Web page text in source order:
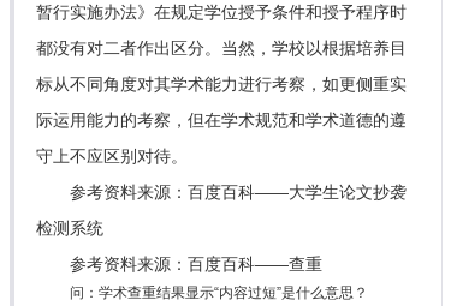
暂行实施办法》在规定学位授予条件和授予程序时
都没有对二者作出区分。当然，学校以根据培养目
标从不同角度对其学术能力进行考察，如更侧重实
际运用能力的考察，但在学术规范和学术道德的遵
守上不应区别对待。
参考资料来源：百度百科——大学生论文抄袭
检测系统
参考资料来源：百度百科——查重
问：学术查重结果显示“内容过短”是什么意思？